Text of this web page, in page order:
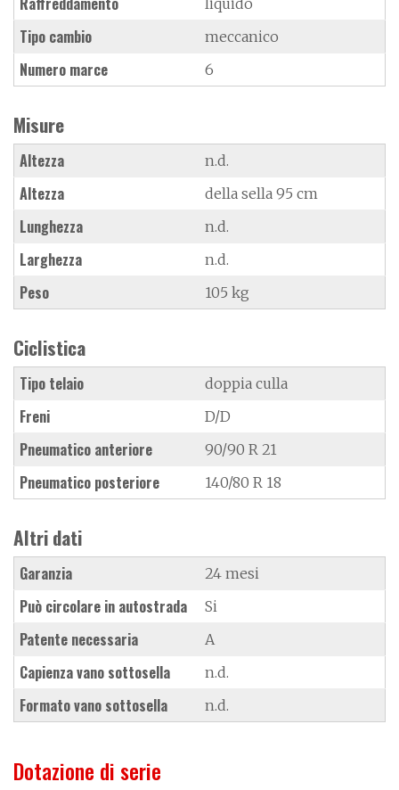
Tipo cambio meccanico
Numero marce 6
Misure
Altezza n.d.
Altezza della sella 95 cm
Lunghezza n.d.
Larghezza n.d.
Peso 105 kg
Ciclistica
Tipo telaio doppia culla
Freni D/D
Pneumatico anteriore 90/90 R 21
Pneumatico posteriore 140/80 R 18
Altri dati
Garanzia 24 mesi
Può circolare in autostrada Si
Patente necessaria A
Capienza vano sottosella n.d.
Formato vano sottosella n.d.
Dotazione di serie